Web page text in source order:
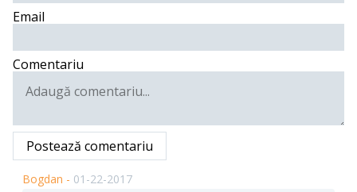
Email
Comentariu
Postează comentariu
Bogdan - 01-22-2017